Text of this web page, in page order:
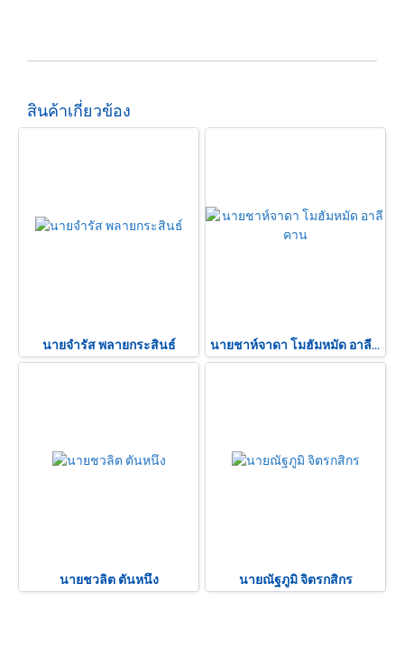
สินค้าเกี่ยวข้อง
นายจำรัส พลายกระสินธ์ นายชาห์จาดา โมฮัมหมัด อาลี คาน
นายชวลิต ตันหนึง นายณัฐภูมิ จิตรกสิกร